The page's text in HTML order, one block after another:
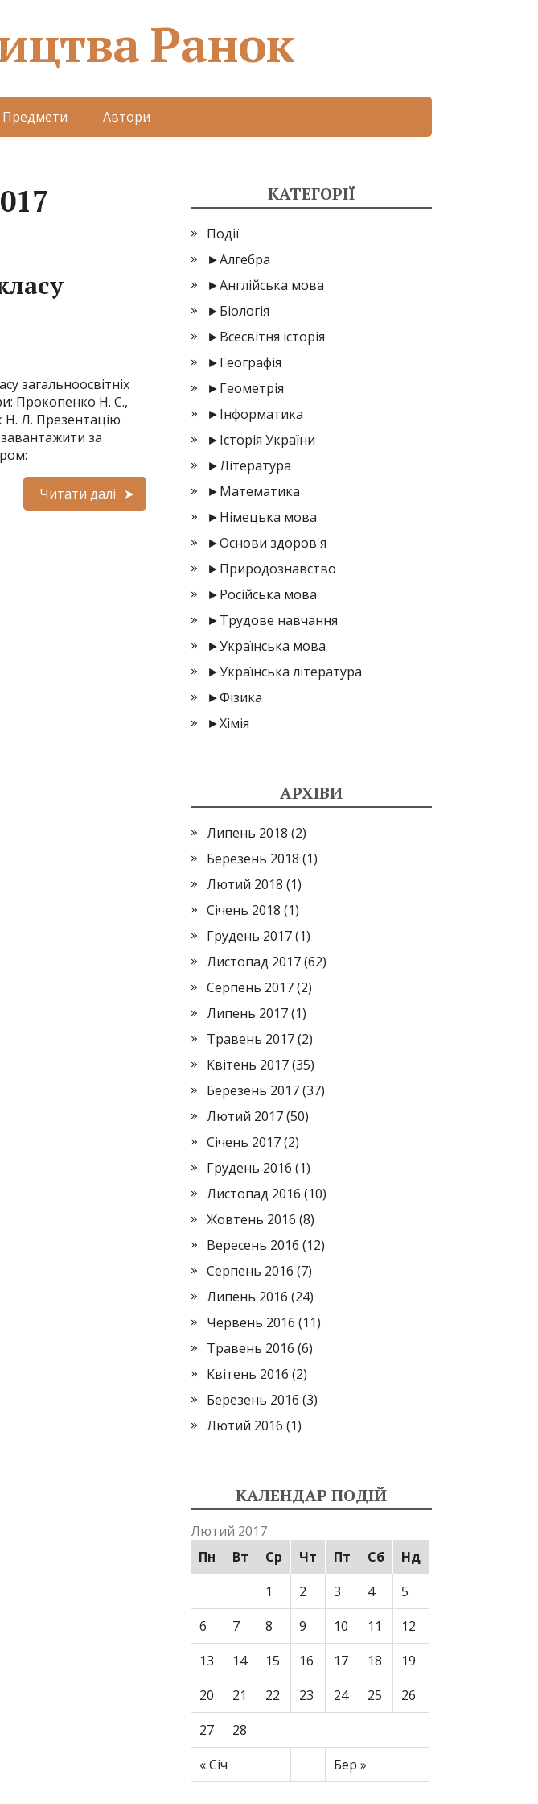
Ранок
Предмети Автори
загальноосвітніх
Прокопенко Н. С.,
Н. Л. Презентацію
за
Читати далі
КАТЕГОРІЇ
Події
►Алгебра
►Англійська мова
►Біологія
►Всесвітня історія
►Географія
►Геометрія
►Інформатика
►Історія України
►Література
►Математика
►Німецька мова
►Основи здоров'я
►Природознавство
►Російська мова
►Трудове навчання
►Українська мова
►Українська література
►Фізика
►Хімія
АРХІВИ
Липень 2018 (2)
Березень 2018 (1)
Лютий 2018 (1)
Січень 2018 (1)
Грудень 2017(1)
Листопад 2017(62)
Серпень 2017(2)
Липень 2017(1)
Травень 2017(2)
Квітень 2017(35)
Березень 2017(37)
Лютий 2017(50)
Січень 2017(2)
Грудень 2016 (1)
Листопад 2016 (10)
Жовтень 2016 (8)
Вересень 2016 (12)
Серпень 2016 (7)
Липень 2016 (24)
Червень 2016 (11)
Травень 2016 (6)
Квітень 2016 (2)
Березень 2016 (3)
Лютий 2016 (1)
КАЛЕНДАР ПОДІЙ
Лютий 2017
Пн
Вт Ср Чт Пт Сб Нд
« Січ Бер »
1 2 3 4
5
6
7 8 9 10 11
12
13
14 15 16 17 18
19
20
21 22 23 24 25
26
27
28